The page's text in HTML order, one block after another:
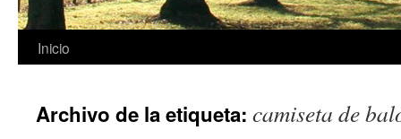
Saltar
contenido
Inicio
Archivo de la etiqueta: camiseta de